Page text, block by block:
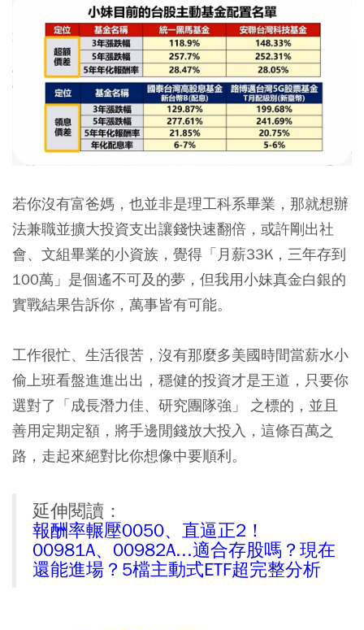
若你沒有富爸媽，也並非是理工科系畢業，那就想辦
法兼職並擴大投資支出讓錢快速翻倍，或許剛出社
會、文組畢業的小資族，覺得「月薪33K，三年存到
100萬」是個遙不可及的夢，但我用小妹真金白銀的
實戰結果告訴你，萬事皆有可能。
工作很忙、生活很苦，沒有那麼多美國時間當薪水小
偷上班看盤進進出出，穩健的投資才是王道，只要你
選對了「成長潛力佳、研究團隊強」 之標的，並且
善用定期定額，將手邊閒錢放大投入，這條百萬之
路，走起來絕對比你想像中要順利。
延伸閱讀：
報酬率輾壓0050、直逼正2！
00981A、00982A...適合存股嗎？現在
還能進場？5檔主動式ETF超完整分析